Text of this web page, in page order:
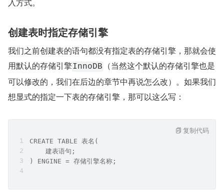
入方式。
创建表时指定存储引擎
我们之前创建表的语句都没有指定表的存储引擎，那就会使
用默认的存储引擎InnoDB
（当然这个默认的存储引擎也是
可以修改的，我们在后边的章节中再说怎么改）。如果我们
想显式的指定一下表的存储引擎，那可以这么写：
CREATE TABLE 表名(
    建表语句;
) ENGINE = 存储引擎名称;
复制代码